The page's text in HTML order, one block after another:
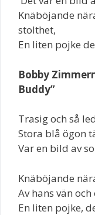
Knäböjande
stolthet,
En liten pojke
Bobby
Buddy”
Trasig och så
Stora blå ögon
Var en bild av
Knäböjande
Av hans vän
En liten pojke,